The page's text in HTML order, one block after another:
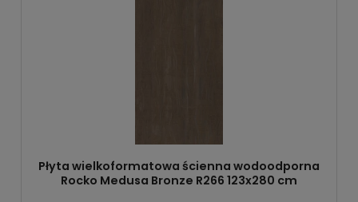
Płyta wielkoformatowa ścienna wodoodporna
Rocko Medusa Bronze R266 123x280 cm